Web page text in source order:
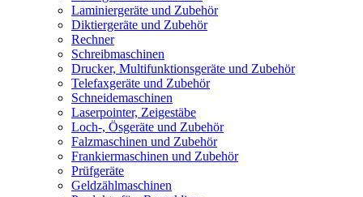
Laminiergeräte und Zubehör
Diktiergeräte und Zubehör
Rechner
Schreibmaschinen
Drucker, Multifunktionsgeräte und Zubehör
Telefaxgeräte und Zubehör
Schneidemaschinen
Laserpointer, Zeigestäbe
Loch-, Ösgeräte und Zubehör
Falzmaschinen und Zubehör
Frankiermaschinen und Zubehör
Prüfgeräte
Geldzählmaschinen